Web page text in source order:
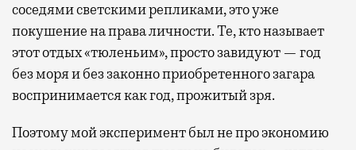
соседями светскими репликами, это уже
покушение на права личности. Те, кто называет
этот отдых «тюленьим», просто завидуют — год
без моря и без законно приобретенного загара
воспринимается как год, прожитый зря.
Поэтому мой эксперимент был не про экономию